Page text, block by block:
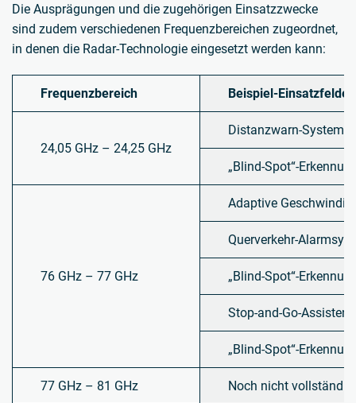
Die Ausprägungen und die zugehörigen Einsatzzwecke
sind zudem verschiedenen Frequenzbereichen zugeordnet,
in denen die Radar-Technologie eingesetzt werden kann:
Frequenzbereich Beispiel-Einsatzfelder
24,05 GHz – 24,25 GHz
Distanzwarn-System
„Blind-Spot“-
76 GHz – 77 GHz
Adaptive
Querverkehr-
„Blind-Spot“-
Stop-and-Go-Assistent
„Blind-Spot“-
77 GHz – 81 GHz Noch nicht